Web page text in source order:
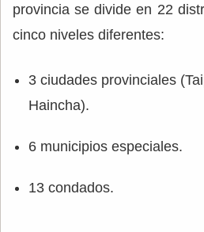
provincia se divide en 22
cinco niveles diferentes:
3 ciudades provinciales
Haincha).
6 municipios especiales.
13 condados.